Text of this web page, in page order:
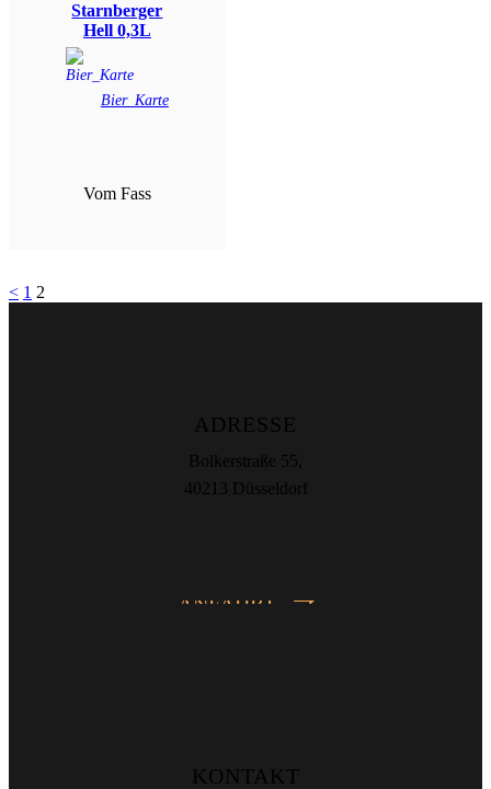
Starnberger
Hell 0,3L
Bier_Karte
Vom Fass
< 1 2
ADRESSE
Bolkerstraße 55,
40213 Düsseldorf
ANFAHRT
KONTAKT